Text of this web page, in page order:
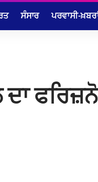
ਸੰਸਾਰ ਪਰਵਾਸੀ-
ਦਾ